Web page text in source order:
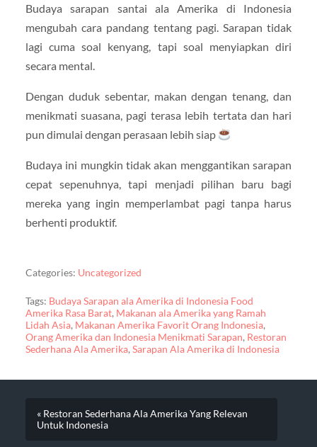
Budaya sarapan santai ala Amerika di Indonesia
mengubah cara pandang tentang pagi. Sarapan tidak
lagi cuma soal kenyang, tapi soal menyiapkan diri
secara mental.
Dengan duduk sebentar, makan dengan tenang, dan
menikmati suasana, pagi terasa lebih tertata dan hari
pun dimulai dengan perasaan lebih siap
Budaya ini mungkin tidak akan menggantikan sarapan
cepat sepenuhnya, tapi menjadi pilihan baru bagi
mereka yang ingin memperlambat pagi tanpa harus
berhenti produktif.
Categories: Uncategorized
Tags: Budaya Sarapan ala Amerika di Indonesia Food
Amerika Rasa Barat, Makanan ala Amerika yang Ramah
Lidah Asia, Makanan Amerika Favorit Orang Indonesia,
Orang Amerika dan Indonesia Menikmati Sarapan, Restoran
Sederhana Ala Amerika, Sarapan Ala Amerika di Indonesia
« Restoran Sederhana Ala Amerika Yang Relevan
Untuk Indonesia